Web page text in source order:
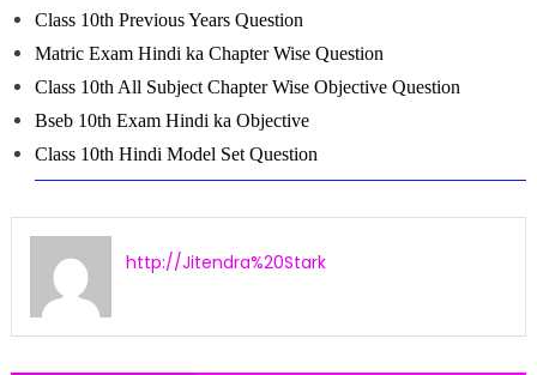
Class 10th Previous Years Question
Matric Exam Hindi ka Chapter Wise Question
Class 10th All Subject Chapter Wise Objective Question
Bseb 10th Exam Hindi ka Objective
Class 10th Hindi Model Set Question
http://Jitendra%20Stark